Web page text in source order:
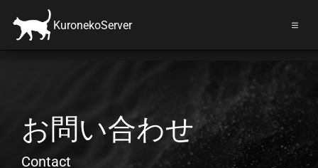
KuronekoServer
お問い合わせ
Contact